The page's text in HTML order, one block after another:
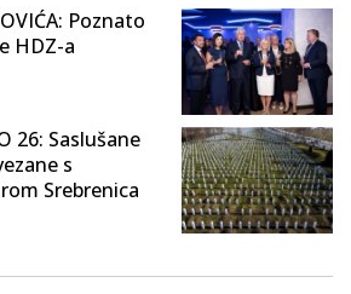
Poznato
HDZ-a
26: Saslušane
s
Srebrenica